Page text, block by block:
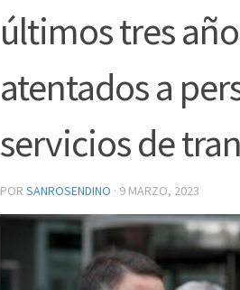
últimos tres
atentados a
servicios de
POR SANROSENDINO · 9 MARZO, 2023